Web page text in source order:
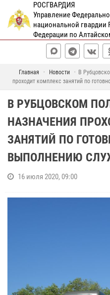
РОСГВАРДИЯ
Управление
национальной гвардии
Федерации по
Главная Новости
В
проходит комплекс занятий по
В РУБЦОВСКОМ
НАЗНАЧЕНИЯ
ЗАНЯТИЙ ПО
ВЫПОЛНЕНИЮ
16 июля 2020, 09:00